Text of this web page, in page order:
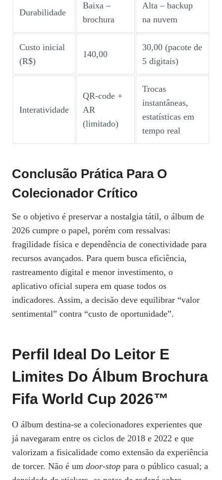
Durabilidade
Baixa –
brochura
Alta – backup
na nuvem
Custo inicial
(R$)
140,00
30,00 (pacote de
5 digitais)
Interatividade
QR‑code +
AR
(limitado)
Trocas
instantâneas,
estatísticas em
tempo real
Conclusão Prática Para O
Colecionador Crítico
Se o objetivo é preservar a nostalgia tátil, o álbum de
2026 cumpre o papel, porém com ressalvas:
fragilidade física e dependência de conectividade para
recursos avançados. Para quem busca eficiência,
rastreamento digital e menor investimento, o
aplicativo oficial supera em quase todos os
indicadores. Assim, a decisão deve equilibrar “valor
sentimental” contra “custo de oportunidade”.
Perfil Ideal Do Leitor E
Limites Do Álbum Brochura
Fifa World Cup 2026™
O álbum destina‑se a colecionadores experientes que
já navegaram entre os ciclos de 2018 e 2022 e que
valorizam a fisicalidade como extensão da experiência
de torcer. Não é um door‑stop para o público casual; a